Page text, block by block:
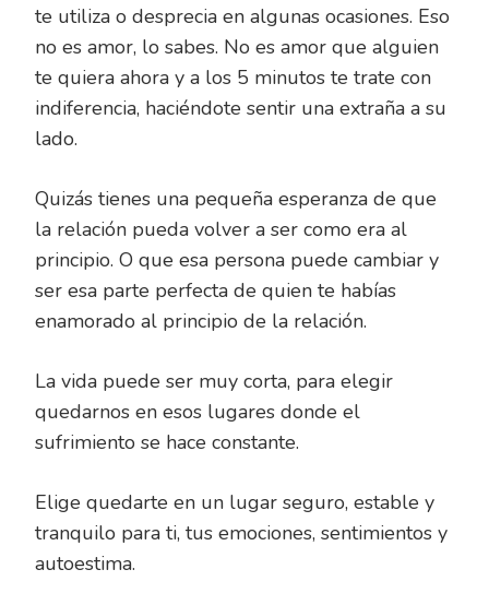
te utiliza o desprecia en algunas ocasiones. Eso
no es amor, lo sabes. No es amor que alguien
te quiera ahora y a los 5 minutos te trate con
indiferencia, haciéndote sentir una extraña a su
lado.
Quizás tienes una pequeña esperanza de que
la relación pueda volver a ser como era al
principio. O que esa persona puede cambiar y
ser esa parte perfecta de quien te habías
enamorado al principio de la relación.
La vida puede ser muy corta, para elegir
quedarnos en esos lugares donde el
sufrimiento se hace constante.
Elige quedarte en un lugar seguro, estable y
tranquilo para ti, tus emociones, sentimientos y
autoestima.